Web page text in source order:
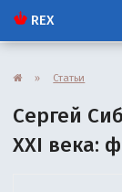
REX
» Статьи
Сергей
XXI века: